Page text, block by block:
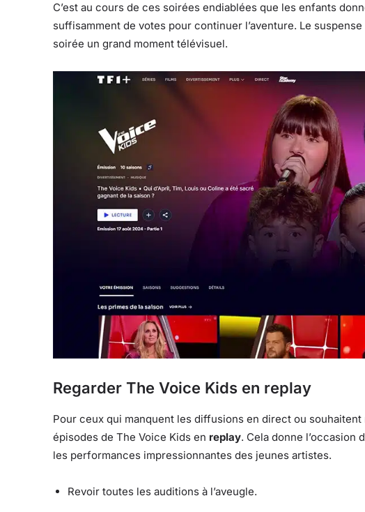
C’est au cours de ces soirées endiablées que les enfants
suffisamment de votes pour continuer l’aventure. Le
soirée un grand moment télévisuel.
Regarder The Voice Kids en replay
Pour ceux qui manquent les diffusions en direct ou
épisodes de The Voice Kids en replay. Cela donne l’occasion
les performances impressionnantes des jeunes artistes.
Revoir toutes les auditions à l’aveugle.